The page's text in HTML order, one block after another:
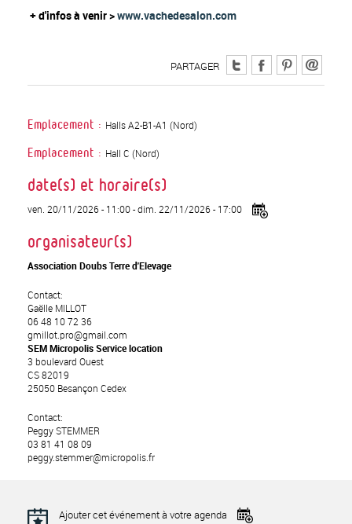
+ d'infos à venir >www.vachedesalon.com
PARTAGER
Emplacement : Halls A2-B1-A1 (Nord)
Emplacement : Hall C (Nord)
date(s) et horaire(s)
ven. 20/11/2026 - 11:00-dim. 22/11/2026 - 17:00
organisateur(s)
Association Doubs Terre d'Elevage
Contact:
Gaëlle MILLOT
06 48 10 72 36
gmillot.pro@gmail.com
SEM Micropolis Service location
3 boulevard Ouest
CS 82019
25050 Besançon Cedex
Contact:
Peggy STEMMER
03 81 41 08 09
peggy.stemmer@micropolis.fr
Ajouter cet événement à votre agenda